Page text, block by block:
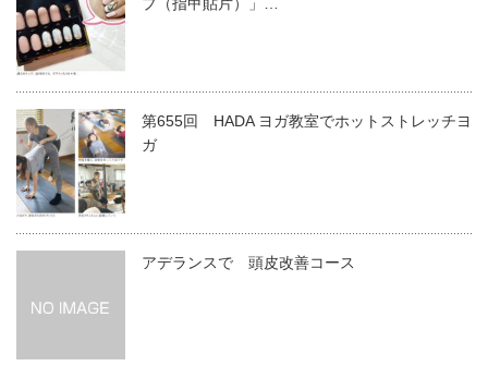
プ（指甲貼片）」…
第655回 HADA ヨガ教室でホットストレッチヨ
ガ
アデランスで 頭皮改善コース